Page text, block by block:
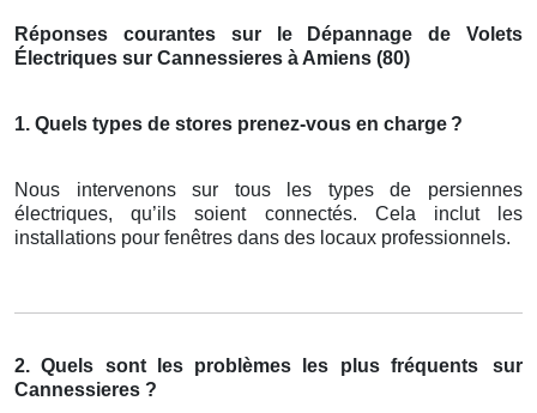
Réponses courantes sur le Dépannage de Volets
Électriques sur Cannessieres à Amiens (80)
1. Quels types de stores prenez-vous en charge ?
Nous intervenons sur tous les types de persiennes
électriques, qu’ils soient connectés. Cela inclut les
installations pour fenêtres dans des locaux professionnels.
2. Quels sont les problèmes les plus fréquents
sur
Cannessieres ?